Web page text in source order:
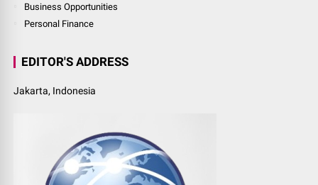
Business Opportunities
Personal Finance
EDITOR'S ADDRESS
Jakarta, Indonesia